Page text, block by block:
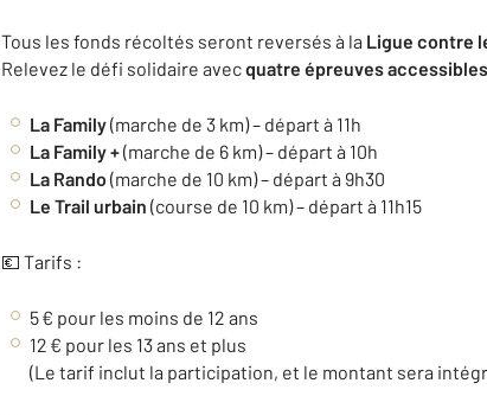
Tous les fonds récoltés seront reversés à la Ligue contre
Relevez le défi solidaire avecquatre épreuves
La Family(marche de 3 km) – départ à 11h
La Family +(marche de 6 km) – départ à 10h
La Rando (marche de 10 km) – départ à 9h30
Le Trail urbain (course de 10 km) – départ à 11h15
💶 Tarifs :
5 € pour les moins de 12 ans
12 € pour les 13 ans et plus
(Le tarif inclut la participation, et le montant sera